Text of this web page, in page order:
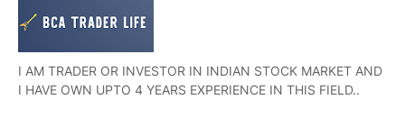
I AM TRADER OR INVESTOR IN INDIAN STOCK MARKET AND
I HAVE OWN UPTO 4 YEARS EXPERIENCE IN THIS FIELD..